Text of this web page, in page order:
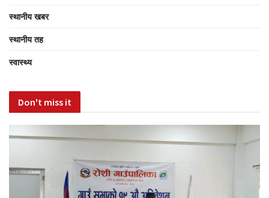
स्थानीय खबर
स्थानीय तह
स्वास्थ्य
Don't miss it